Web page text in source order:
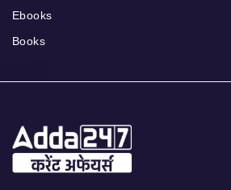
Ebooks
Books